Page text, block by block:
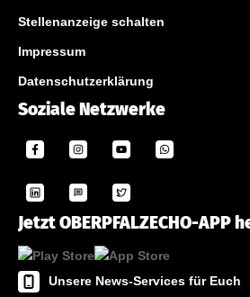
Stellenanzeige schalten
Impressum
Datenschutzerklärung
Soziale Netzwerke
Jetzt OBERPFALZECHO-
Unsere News-Services für Euch